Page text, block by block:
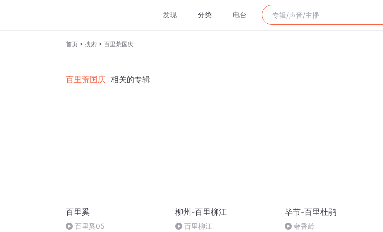
发现 分类 电台
首页 > 搜索 > 百里荒国庆
百里荒国庆 相关的专辑
百里奚
百里奚05
柳州-百里柳江
百里柳江
毕节-百里杜鹃
奢香岭